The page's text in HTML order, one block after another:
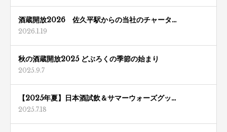
酒蔵開放2026 佐久平駅からの当社のチャータ…
2026.1.19
秋の酒蔵開放2025 どぶろくの季節の始まり
2025.9.7
【2025年夏】日本酒試飲＆サマーウォーズグッ…
2025.7.18